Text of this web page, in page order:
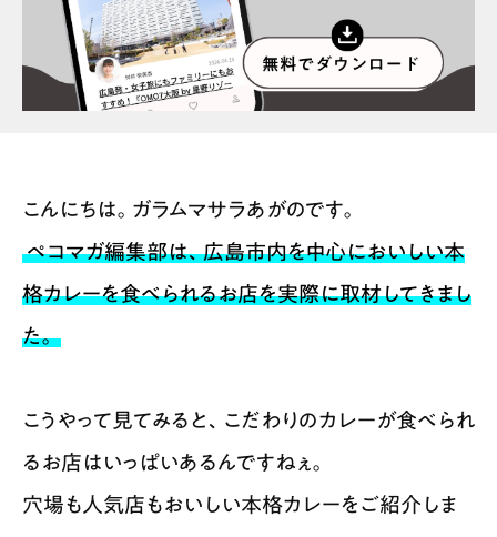
プライバシーポリシー インフォマティブデータポリシー
お問合せ
こんにちは。ガラムマサラあがのです。
ペコマガ編集部は、広島市内を中心においしい本
格カレーを食べられるお店を実際に取材してきまし
た。
こうやって見てみると、こだわりのカレーが食べられ
るお店はいっぱいあるんですねぇ。
穴場も人気店もおいしい本格カレーをご紹介しま